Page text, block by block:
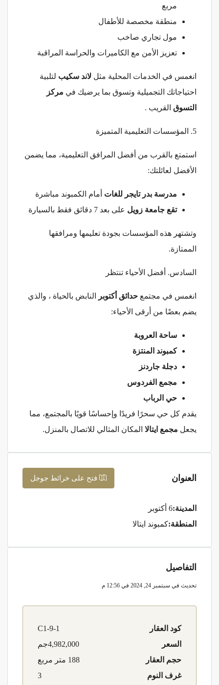
مربع
منطقة مخصصة للأطفال
مول تجاري صاخب
تعزيز الأمن مع الكاميرات والحراسة المراقبة
انغمس في الخدمات المحلية مثل لاند سكيب لتلبية
احتياجاتك التجميلية وتسوق بما يرضيك في مركز
التسوق القريب .
5. المؤسسات التعليمية المتميزة
استمتع بالقرب من أفضل المرافق التعليمية، مما يضمن
الأفضل لعائلتك:
مدرسة بدر تايجر للغات أمام الكمبوند مباشرة
تقع جامعة زويل على بعد 7 دقائق فقط بالسيارة
وتشتهر هذه المؤسسات بجودة تعليمها ومرافقها
الممتازة.
السادس. أفضل الأحياء تنتظر
انغمس في مجتمع حدائق أكتوبر
النابض بالحياة ، والذي
يضم بعضًا من أرقى الأحياء:
ساحة العروبة
كمبوند المنتزة
دجلة جاردنز
مجمع الفردوس
حي الرباب
يقدم كل حي سحرًا فريدًا وإحساسًا قويًا بالمجتمع، مما
يجعل مجمع ايتالا المكان المثالي للاتصال بالمنزل.
العنوان فتح على خرائط جوجل
المدينة:6 أكتوبر
المنطقة:كمبوند ايتالا
التفاصيل
تحديث في سبتمبر 24, 2024 في 12:56 م
كود العقار
9-1-C1
السعر
4,982,000جم
حجم العقار
188 متر مربع
غرف النوم
3